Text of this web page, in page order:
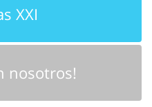
XXI
nosotros!